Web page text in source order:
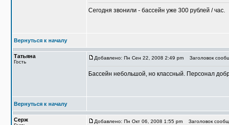
Сегодня звонили - бассейн уже 300 рублей / час.
Вернуться к началу
Татьяна
Гость
Добавлено: Пн Сен 22, 2008 2:49 pm Заголовок
Бассейн небольшой, но классный. Персонал
Вернуться к началу
Серж Добавлено: Пн Окт 06, 2008 1:55 pm Заголовок